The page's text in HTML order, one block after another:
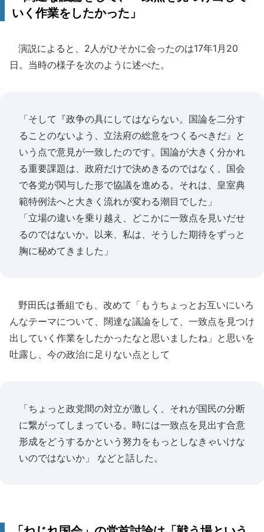
いく作業をしたかった」
演説によると、2人がひそかに会ったのは17年1月20
日。当時の様子を次のように述べた。
「そして『政争の具にしてはならない。国論を二分す
ることのないよう、立法府の総意をつくるべきだ』と
いう点で意見が一致したのです。国論が大きく分かれ
る重要課題は、政府だけで決めきるのではなく、国会
で各党が関与した形で協議を進める。それは、皇室典
範特例法へと大きく流れが変わる潮目でした」
「立場の違いを乗り越え、どこかに一致点を見いだせ
るのではないか。以来、私は、そうした期待をずっと
胸に秘めてきました」
野田氏は番組でも、改めて「もうちょっとお互いにいろ
んなテーマについて、闊達な議論をして、一致点を見つけ
出していく作業をしたかったなと思いましたね」と思いを
吐露し、今の政治に足りない点として
「ちょっと政党間の対立が激しく、それが国民の分断
に繋がってしまっている。時には一致点を見出す合意
形成をどうするかという努力をもっとしなきゃいけな
いのではないか」 などと話した。